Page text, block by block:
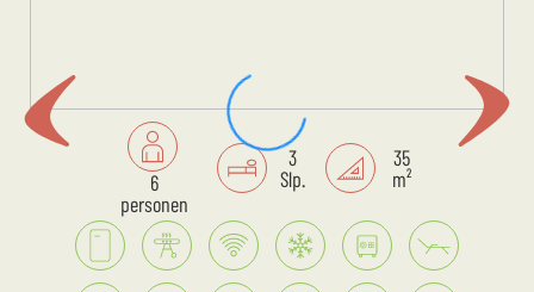
6
personen
3
Slp.
35
m²